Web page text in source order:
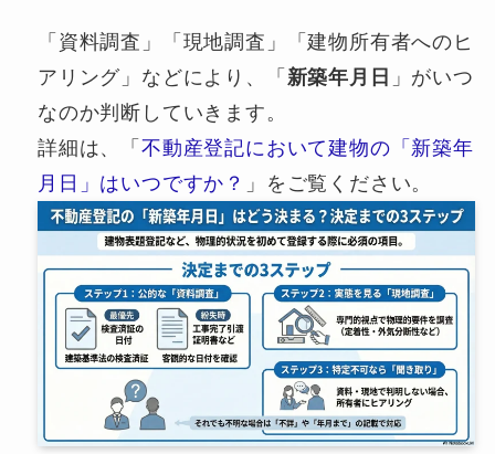
「資料調査」「現地調査」「建物所有者へのヒ
アリング」などにより、「 新築年月日 」がいつ
なのか判断していきます。
詳細は、「 不動産登記において建物の「新築年
月日」はいつですか？ 」をご覧ください。